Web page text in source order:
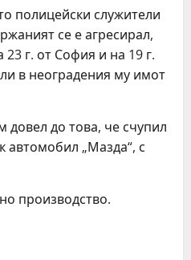
полицейски служители
се е агресирал,
23 г. от София и на 19 г.
в неоградения му имот
довел до това, че счупил
автомобил „Мазда“, с
производство.